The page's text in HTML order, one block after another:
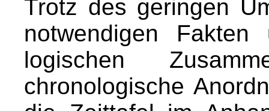
Trotz des geringen
notwendigen
logischen
chronologische